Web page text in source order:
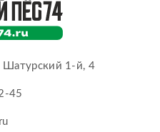
Шатурский 1-й, 4
45